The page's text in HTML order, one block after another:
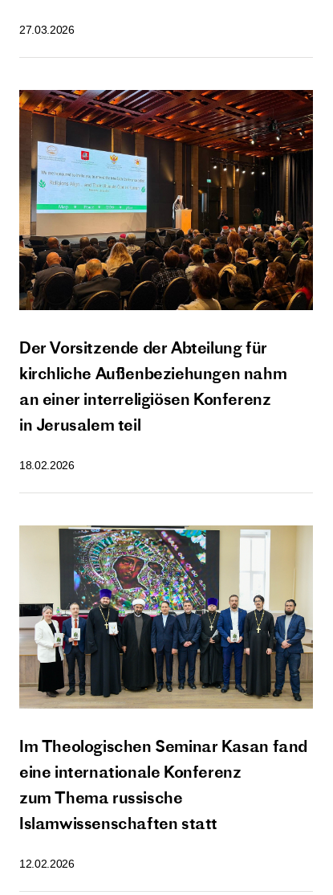
27.03.2026
Der Vorsitzende der Abteilung für
kirchliche Außenbeziehungen nahm
an einer interreligiösen Konferenz
in Jerusalem teil
18.02.2026
Im Theologischen Seminar Kasan fand
eine internationale Konferenz
zum Thema russische
Islamwissenschaften statt
12.02.2026